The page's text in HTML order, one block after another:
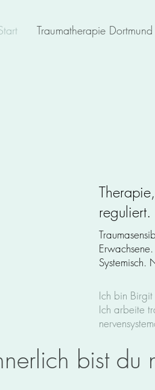
Traumatherapie Dortmund
reguliert.
Erwachsene.
Systemisch.
Ich bin Birgit
Ich arbeite
bist du